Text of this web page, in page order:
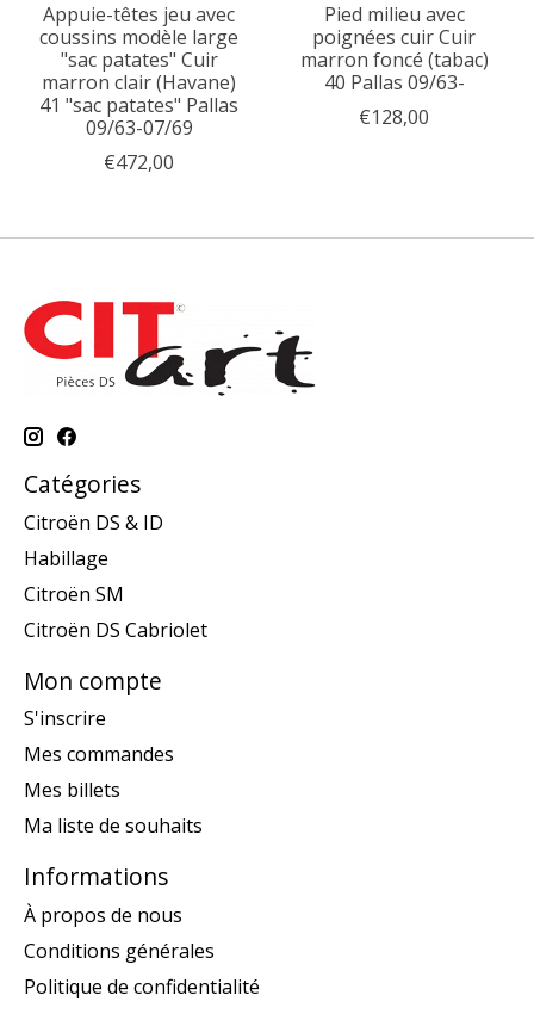
Appuie-têtes jeu avec
coussins modèle large
"sac patates" Cuir
marron clair (Havane)
41 "sac patates" Pallas
09/63-07/69
€472,00
Pied milieu avec
poignées cuir Cuir
marron foncé (tabac)
40 Pallas 09/63-
€128,00
Catégories
Citroën DS & ID
Habillage
Citroën SM
Citroën DS Cabriolet
Mon compte
S'inscrire
Mes commandes
Mes billets
Ma liste de souhaits
Informations
À propos de nous
Conditions générales
Politique de confidentialité